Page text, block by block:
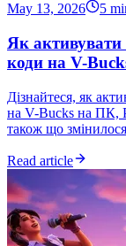
May 13, 2026
5
Як активувати
коди на V-
Дізнайтеся, як
на V-Bucks на ПК,
також що
Read article